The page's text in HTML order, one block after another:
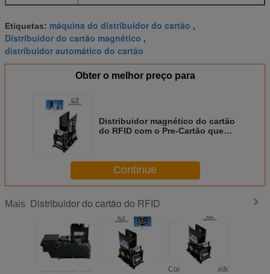
Etiquetas: máquina do distribuidor do cartão ,
Distribuidor do cartão magnético ,
distribuidor automático do cartão
Obter o melhor preço para
Distribuidor magnético do cartão
do RFID com o Pre-Cartão que
Continue
Mais Distribuidor do cartão do RFID
Distribuidor alto
Distribuidor
Contato/distribuidor